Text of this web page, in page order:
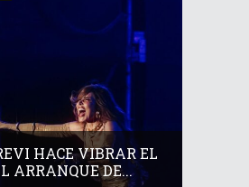
HACE VIBRAR EL
ARRANQUE DE...